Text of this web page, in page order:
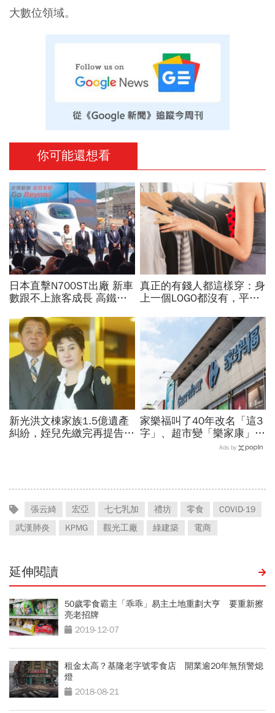
大數位領域。
你可能還想看
日本直擊N700ST出廠 新車
數跟不上旅客成長 高鐵遇3
價
真正的有錢人都這樣穿：身
上一個LOGO都沒有，平凡
頂奢富豪的花錢智慧
新光洪文棟家族1.5億遺產
糾紛，姪兒先繳完再提告！
家樂福叫了40年改名「這3
字」、超市變「樂家康」...
11字命名含意曝光！家樂
Ads by
張云綺 宏亞 七七乳加 禮坊 零食
COVID-19
武漢肺炎
KPMG 觀光工廠 綠建築 電商
延伸閱讀
50歲零食霸主「乖乖」易主土地重劃大亨 要重新擦
亮老招牌
2019-12-07
租金太高？基隆老字號零食店 開業逾20年無預警熄
燈
2018-08-21